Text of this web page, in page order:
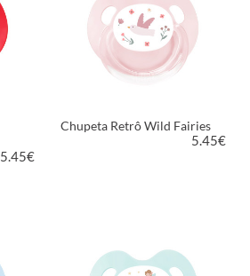
5.45€
Chupeta Retrô Wild Fairies
5.45€